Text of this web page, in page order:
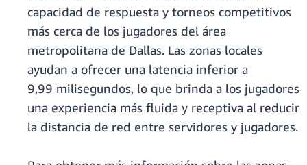
capacidad de respuesta y torneos competitivos
más cerca de los jugadores del área
metropolitana de Dallas. Las zonas locales
ayudan a ofrecer una latencia inferior a
9,99 milisegundos, lo que brinda a los jugadores
una experiencia más fluida y receptiva al reducir
la distancia de red entre servidores y jugadores.